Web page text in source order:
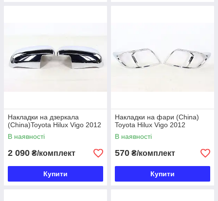
Накладки на дзеркала
(China)Toyota Hilux Vigo 2012
В наявності
2 090 ₴/комплект
Купити
Накладки на фари (China)
Toyota Hilux Vigo 2012
В наявності
570 ₴/комплект
Купити